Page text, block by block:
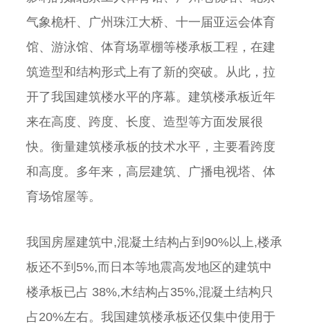
气象桅杆、广州珠江大桥、十一届亚运会体育
馆、游泳馆、体育场罩棚等楼承板工程，在建
筑造型和结构形式上有了新的突破。从此，拉
开了我国建筑楼水平的序幕。建筑楼承板近年
来在高度、跨度、长度、造型等方面发展很
快。衡量建筑楼承板的技术水平，主要看跨度
和高度。多年来，高层建筑、广播电视塔、体
育场馆屋等。
我国房屋建筑中,混凝土结构占到90%以上,楼承
板还不到5%,而日本等地震高发地区的建筑中
楼承板已占 38%,木结构占35%,混凝土结构只
占20%左右。我国建筑楼承板还仅集中使用于